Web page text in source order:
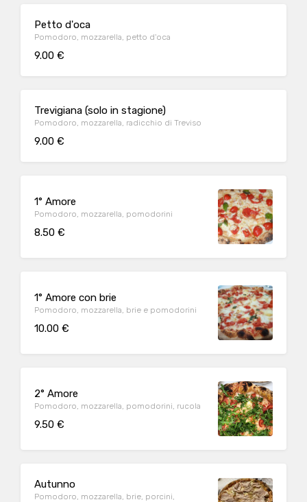
Petto d'oca
Pomodoro, mozzarella, petto d'oca
9.00 €
Trevigiana (solo in stagione)
Pomodoro, mozzarella, radicchio di Treviso
9.00 €
1° Amore
Pomodoro, mozzarella, pomodorini
8.50 €
1° Amore con brie
Pomodoro, mozzarella, brie e pomodorini
10.00 €
2° Amore
Pomodoro, mozzarella, pomodorini, rucola
9.50 €
Autunno
Pomodoro, mozzarella, brie, porcini,